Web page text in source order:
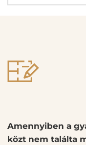
Amennyiben a
közt nem találta